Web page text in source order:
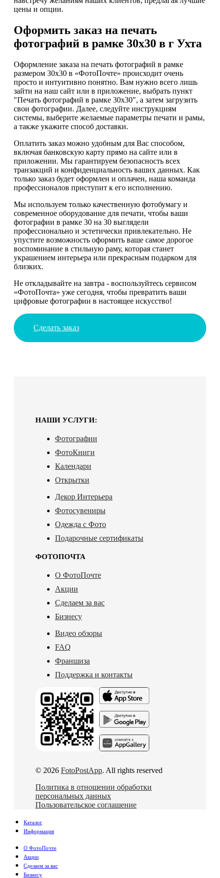
цены и опции.
Оформить заказ на печать
фотографий в рамке 30х30 в г Ухта
Оформление заказа на печать фотографий в рамке
размером 30х30 в «ФотоПочте» происходит очень
просто и интуитивно понятно. Вам нужно всего лишь
зайти на наш сайт или в приложение, выбрать пункт
"Печать фотографий в рамке 30х30", а затем загрузить
свои фотографии. Далее, следуйте инструкциям
системы, выберите желаемые параметры печати и рамы,
а также укажите способ доставки.
Оплатить заказ можно удобным для Вас способом,
включая банковскую карту прямо на сайте или в
приложении. Мы гарантируем безопасность всех
транзакций и конфиденциальность ваших данных. Как
только заказ будет оформлен и оплачен, наша команда
профессионалов приступит к его исполнению.
Мы используем только качественную фотобумагу и
современное оборудование для печати, чтобы ваши
фотографии в рамке 30 на 30 выглядели
профессионально и эстетически привлекательно. Не
упустите возможность оформить ваше самое дорогое
воспоминание в стильную раму, которая станет
украшением интерьера или прекрасным подарком для
близких.
Не откладывайте на завтра - воспользуйтесь сервисом
«ФотоПочта» уже сегодня, чтобы превратить ваши
цифровые фотографии в настоящее искусство!
Сделать заказ
НАШИ УСЛУГИ:
Фотографии
ФотоКниги
Календари
Открытки
Декор Интерьера
Фотосувениры
Одежда с Фото
Подарочные сертификаты
ФОТОПОЧТА
О ФотоПочте
Акции
Сделаем за вас
Бизнесу
Видео обзоры
FAQ
Франшиза
Поддержка и контакты
© 2026 FotoPostApp. All rights reserved
Политика в отношении обработки
персональных данных
Пользовательское соглашение
Каталог
Информация
О ФотоПочте
Акции
Сделаем за вас
Бизнесу